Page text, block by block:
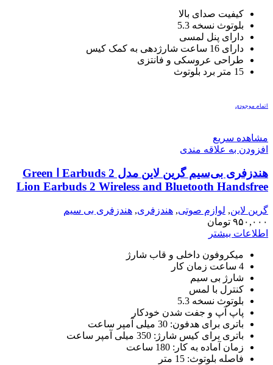
کیفیت صدای بالا
بلوتوث نسخه 5.3
دارای پنل لمسی
دارای 16 ساعت شارژدهی به کمک کیس
طراحی عروسکی و فانتزی
15 متر برد بلوتوث
اتمام موجودی
مشاهده سریع
افزودن به علاقه مندی
هندزفری بی‌سیم گرین لاین مدل 2 Earbuds ا Green
Lion Earbuds 2 Wireless and Bluetooth Handsfree
گرین لاین, لوازم صوتی, هندزفری, هندزفری بی سیم
۹۵۰,۰۰۰ تومان
اطلاعات بیشتر
میکروفون داخلی و قاب شارژ
4 ساعت زمان کار
شارژ بی سیم
کنترل با لمس
بلوتوث نسخه 5.3
پاپ آپ و جفت شدن خودکار
باتری برای هدفون: 30 میلی آمپر ساعت
باتری برای کیس شارژ: 350 میلی آمپر ساعت
زمان آماده به کار: 180 ساعت
فاصله بلوتوث: 15 متر